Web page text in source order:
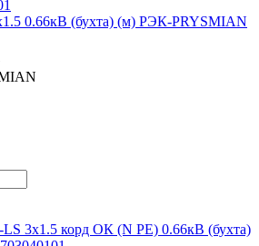
0.66кВ (бухта) (м) РЭК-PRYSMIAN